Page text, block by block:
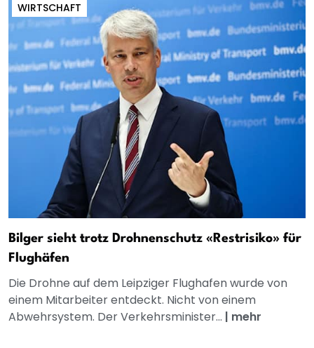
WIRTSCHAFT
Bilger sieht trotz Drohnenschutz «Restrisiko» für
Flughäfen
Die Drohne auf dem Leipziger Flughafen wurde von
einem Mitarbeiter entdeckt. Nicht von einem
Abwehrsystem. Der Verkehrsminister... | mehr